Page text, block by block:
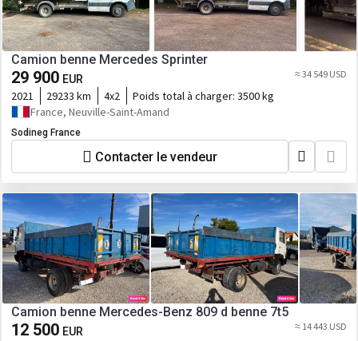
Camion benne Mercedes Sprinter
29 900 EUR ≈ 34 549 USD
2021 29233 km 4x2 Poids total à charger: 3500 kg
France, Neuville-Saint-Amand
Sodineg France
Contacter le vendeur
Camion benne Mercedes-Benz 809 d benne 7t5
12 500 EUR ≈ 14 443 USD